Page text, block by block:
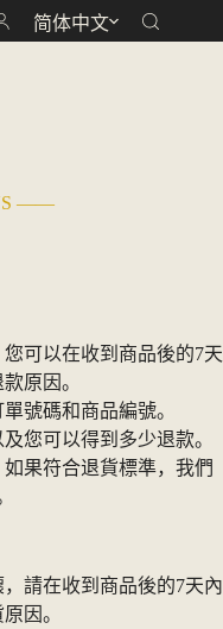
简体中文
——
可以在收到商品後的7天
原因。
號碼和商品編號。
您可以得到多少退款。
果符合退貨標準，我們
請在收到商品後的7天內
因。